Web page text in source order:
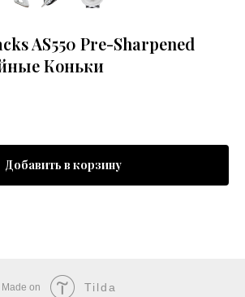
AS550 Pre-Sharpened
Коньки
Добавить в корзину
Made on Tilda